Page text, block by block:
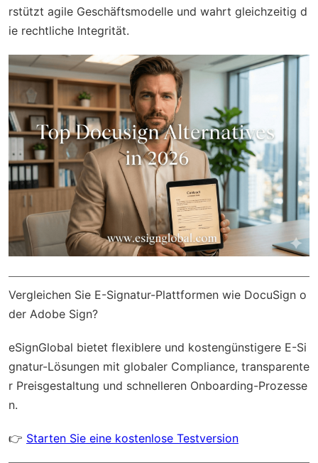
rstützt agile Geschäftsmodelle und wahrt gleichzeitig d
ie rechtliche Integrität.
Vergleichen Sie E-Signatur-Plattformen wie DocuSign o
der Adobe Sign?
eSignGlobal bietet flexiblere und kostengünstigere E-Si
gnatur-Lösungen mit globaler Compliance, transparente
r Preisgestaltung und schnelleren Onboarding-Prozesse
n.
👉 Starten Sie eine kostenlose Testversion